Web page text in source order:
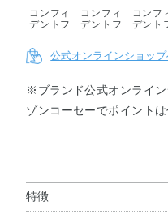
コンフィ
デントフ
006
コンフィ
デントフ
コンフ
デント
コンフィ
コンフィ
リフト
リフトグ
リフトグ
リフト
公式オンラインショッ
※ブランド公式オンライ
ゾンコーセーでポイントは
特徴